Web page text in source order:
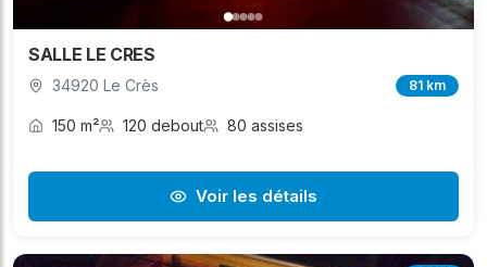
SALLE LE CRES
34920 Le Crès 81 km
150 m² 120 debout 80 assises
Voir les détails